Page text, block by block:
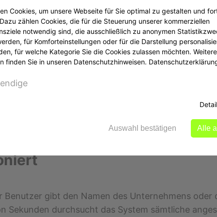
investigate.jetzt können Nutzer innerhalb
Plattformen suchen zu müssen.
von Informationen von Verbraucherzentralen und
Risiken informiert sind, bevor sie eine
Zusammenarbeit mit Google und der Anbindung
erhöht die Zuverlässigkeit der
Erkennung von Warnsignalen kann
gibt den Namen des Unternehmens
Sekunden durchsucht das System sämtliche
Cookies, um unsere Webseite für Sie optimal zu gestalten und
zählen Cookies, die für die Steuerung unserer kommerziellen
notwendig sind, die ausschließlich zu anonymen
für Komforteinstellungen oder für die Darstellung
für welche Kategorie Sie die Cookies zulassen möchten. Weitere
finden Sie in unseren Datenschutzhinweisen.
Auswahl bestätigen Alle